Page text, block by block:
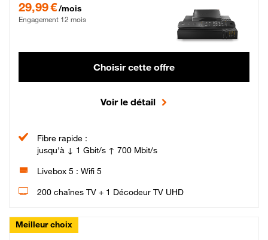
29,99 €/mois
Engagement 12 mois
Choisir cette offre
Voir le détail
Fibre rapide :
jusqu'à ↓ 1 Gbit/s ↑ 700 Mbit/s
Livebox 5 : Wifi 5
200 chaînes TV + 1 Décodeur TV UHD
Meilleur choix